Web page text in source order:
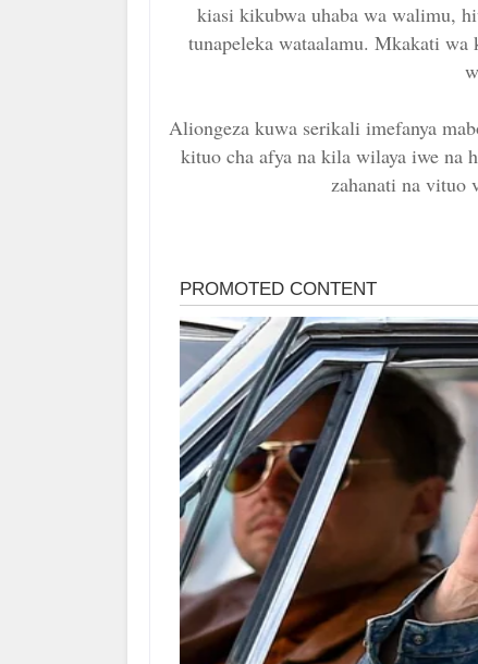
kiasi kikubwa uhaba wa walimu,
tunapeleka wataalamu. Mkakati
Aliongeza kuwa serikali imefanya
kituo cha afya na kila wilaya iwe na
zahanati na vituo